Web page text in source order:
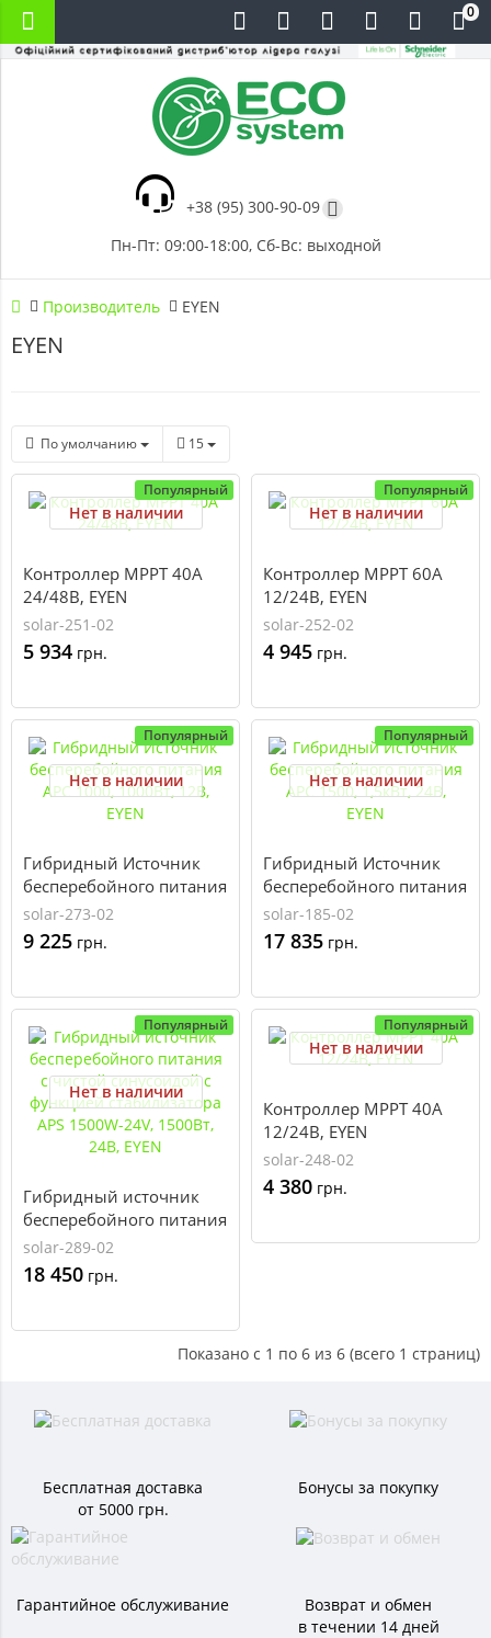
+38 (95) 300-90-09
Пн-Пт: 09:00-18:00, Сб-Вс: выходной
0
Производитель EYEN
EYEN
По умолчанию 15
Популярный
Нет в наличии
Контроллер MPPT 40А
24/48В, EYEN
solar-251-02
5 934 грн.
Популярный
Нет в наличии
Контроллер MPPT 60А
12/24В, EYEN
solar-252-02
4 945 грн.
Популярный
Нет в наличии
Гибридный Источник
бесперебойного питания
APC 1000, 1000Вт, 12В,
EYEN
solar-273-02
9 225 грн.
Популярный
Нет в наличии
Гибридный Источник
бесперебойного питания
APC 1500, 1,5кВт, 24В,
EYEN
solar-185-02
17 835 грн.
Популярный
Нет в наличии
Гибридный источник
бесперебойного питания
с чистой синусоидой с
функцией стабилизатора
APS 1500W-24V, 1500Вт,
solar-289-02
18 450 грн.
Популярный
Нет в наличии
Контроллер MPPT 40А
12/24В, EYEN
solar-248-02
4 380 грн.
Показано с 1 по 6 из 6 (всего 1 страниц)
Бесплатная доставка
от 5000 грн.
Бонусы за покупку
Гарантийное обслуживание
Возврат и обмен
в течении 14 дней